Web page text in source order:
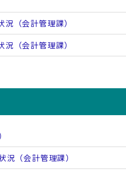
（会計管理課）
（会計管理課）
（会計管理課）